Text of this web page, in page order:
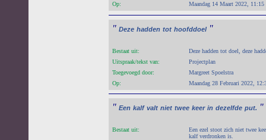
Op:
Maandag 14 Maart 2022, 11:15
" Deze hadden tot hoofddoel "
Bestaat uit:
Deze hadden tot doel, deze
Uitspraak/tekst van:
Projectplan
Toegevoegd door:
Margreet Spoelstra
Op:
Maandag 28 Februari 2022,
" Een kalf valt niet twee keer in dezelfde put. "
Bestaat uit:
Een ezel stoot zich niet twee
kalf verdronken is.